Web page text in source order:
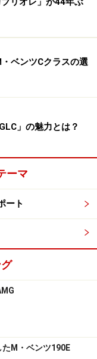
ベンツCクラスの選
」の魅力とは？
ーマ
ート
M・ベンツ190E